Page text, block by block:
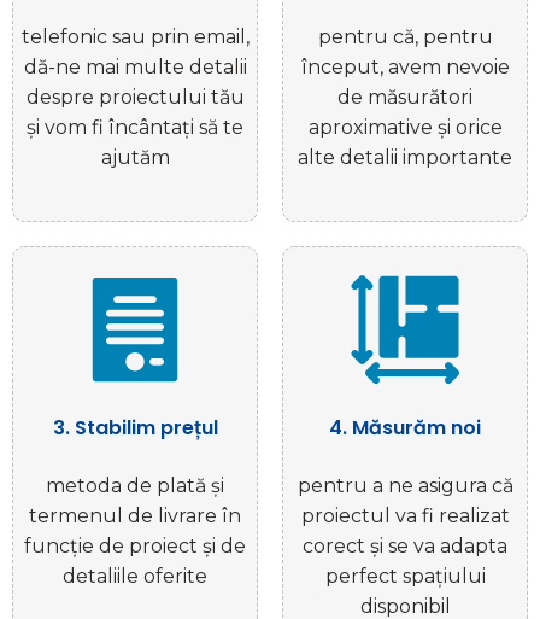
telefonic sau prin email,
dă-ne mai multe detalii
despre proiectului tău
şi vom fi încântaţi să te
ajutăm
pentru că, pentru
început, avem nevoie
de măsurători
aproximative și orice
alte detalii importante
3. Stabilim prețul
metoda de plată și
termenul de livrare în
funcție de proiect și de
detaliile oferite
4. Măsurăm noi
pentru a ne asigura că
proiectul va fi realizat
corect și se va adapta
perfect spațiului
disponibil